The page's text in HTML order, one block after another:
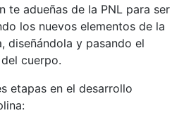
te adueñas de la PNL para ser
los nuevos elementos de la
diseñándola y pasando el
cuerpo.
etapas en el desarrollo